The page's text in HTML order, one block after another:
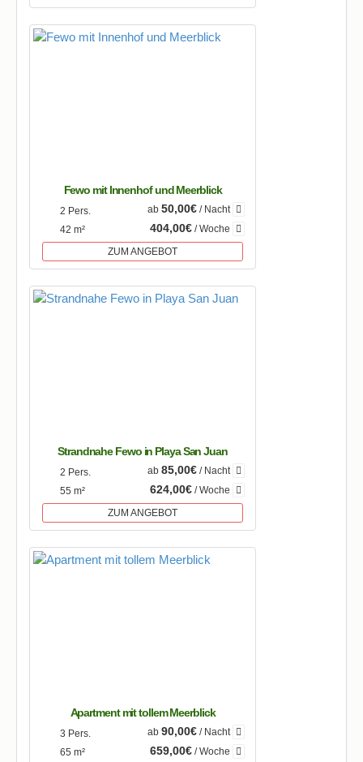
Fewo mit Innenhof und Meerblick
2 Pers.
42 m²
ab 50,00€/ Nacht
404,00€/ Woche
ZUM ANGEBOT
Strandnahe Fewo in Playa San Juan
2 Pers.
55 m²
ab 85,00€/ Nacht
624,00€/ Woche
ZUM ANGEBOT
Apartment mit tollem Meerblick
3 Pers.
65 m²
ab 90,00€/ Nacht
659,00€/ Woche